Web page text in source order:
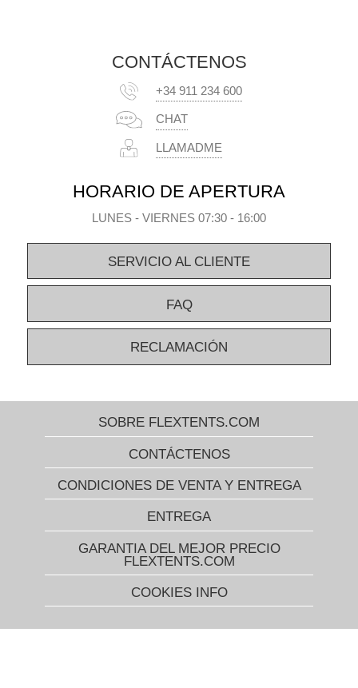
CONTÁCTENOS
+34 911 234 600
CHAT
LLAMADME
HORARIO DE APERTURA
LUNES - VIERNES 07:30 - 16:00
SERVICIO AL CLIENTE
FAQ
RECLAMACIÓN
SOBRE FLEXTENTS.COM
CONTÁCTENOS
CONDICIONES DE VENTA Y ENTREGA
ENTREGA
GARANTIA DEL MEJOR PRECIO
FLEXTENTS.COM
COOKIES INFO